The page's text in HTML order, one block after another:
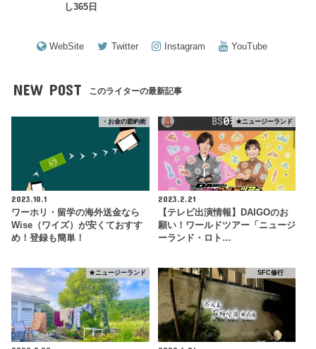
し365日
WebSite Twitter Instagram YouTube
NEW POST このライターの最新記事
・お金の節約術
2023.10.1
ワーホリ・留学の海外送金なら
Wise（ワイズ）が安くておすす
め！登録も簡単！
★ニュージーランド
2023.2.21
【テレビ出演情報】DAIGOのお
願い！ワールドツアー「ニュージ
ーランド・ロト…
★ニュージーランド SFC修行